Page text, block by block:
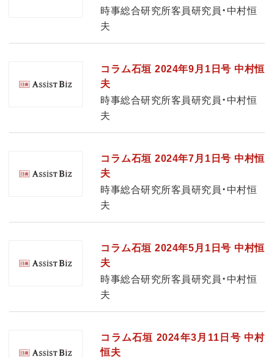
時事総合研究所客員研究員・中村恒
夫
コラム石垣 2024年9月1日号 中村恒
夫
時事総合研究所客員研究員・中村恒
夫
コラム石垣 2024年7月1日号 中村恒
夫
時事総合研究所客員研究員・中村恒
夫
コラム石垣 2024年5月1日号 中村恒
夫
時事総合研究所客員研究員・中村恒
夫
コラム石垣 2024年3月11日号 中村
恒夫